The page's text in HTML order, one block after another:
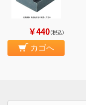
￥440（税込）
カゴへ